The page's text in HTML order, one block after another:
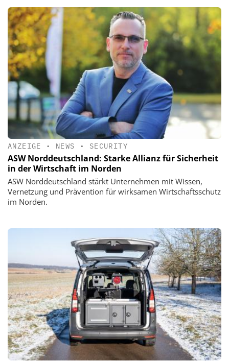
ANZEIGE • NEWS • SECURITY
ASW Norddeutschland: Starke Allianz für Sicherheit
in der Wirtschaft im Norden
ASW Norddeutschland stärkt Unternehmen mit Wissen,
Vernetzung und Prävention für wirksamen Wirtschaftsschutz
im Norden.